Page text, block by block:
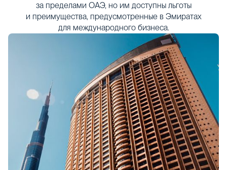
за пределами ОАЭ, но им доступны льготы
и преимущества, предусмотренные в Эмиратах
для международного бизнеса.